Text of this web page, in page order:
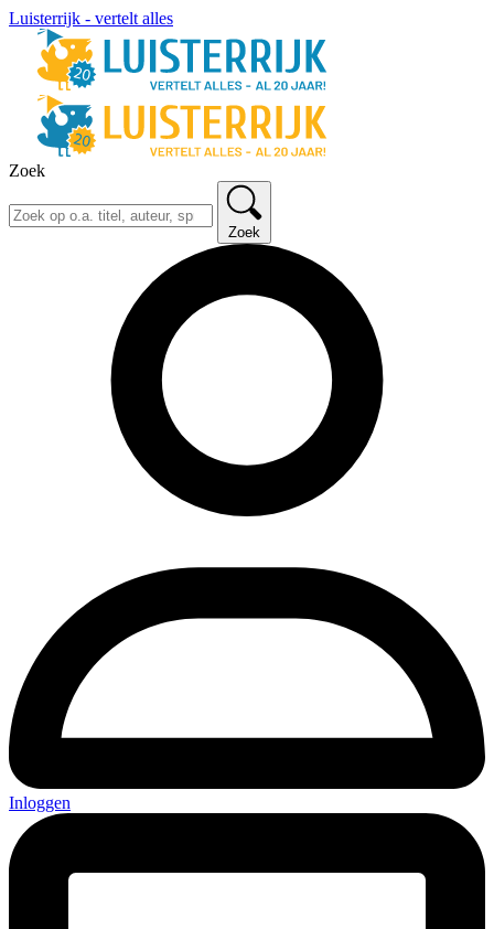
Luisterrijk - vertelt alles
Zoek
Zoek
Inloggen